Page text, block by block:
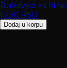
Rukavice za
1.250 RSD
Dodaj u korpu